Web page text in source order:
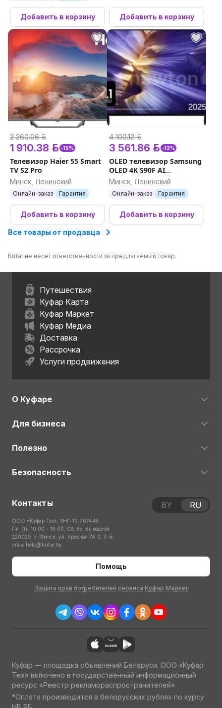
Добавить в корзину Добавить в корзину
2 260.06 р.
1 910.38 р. -15%
Телевизор Haier 55 Smart
TV S2 Pro
Минск, Ленинский
Онлайн-заказ Гарантия
Добавить в корзину
4 100.12 р.
3 561.86 р. -13%
OLED телевизор Samsung
OLED 4K S90F AI
QE42S90FAEXXH
Минск, Ленинский
Онлайн-заказ Гарантия
Добавить в корзину
Все товары от продавца
Kufar не несет ответственности за предлагаемый товар.
Путешествия
Куфар Карта
Куфар Маркет
Куфар Медиа
Доставка
Рассрочка
Услуги продвижения
О Куфаре
Для бизнеса
Полезно
Безопасность
Контакты
ООО «Куфар Тех», УНП 191767445
Пн-Пт: 10:00 – 18:00; Сб, Вс: Выходной
220029, г. Минск, ул. Красная 7А-2, 3-й
этаж help@kufar.by
Помощь
Защита прав потребителей сервиса Куфар Маркет
BY RU
Куфар — площадка объявлений Беларуси. ООО «Куфар
Тех» включено в государственный информационный
ресурс «Реестр рекламораспространителей»
*Оплата производится в белорусских рублях по курсу